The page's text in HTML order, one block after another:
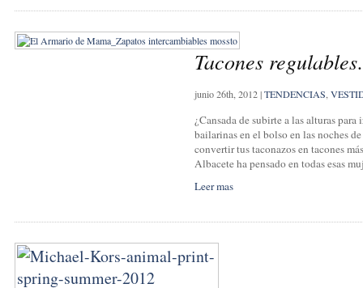
Tacones
junio 26th, 2012|TENDENCIAS
¿Cansada de subirte a las alturas
bailarinas en el bolso en las noches
convertir tus taconazos en tacones
Albacete ha pensado en todas esas
Leer mas